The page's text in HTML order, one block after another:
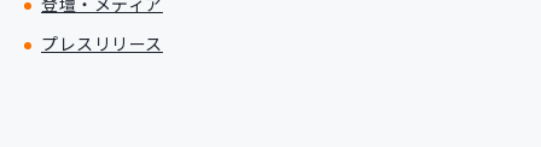
プレスリリース